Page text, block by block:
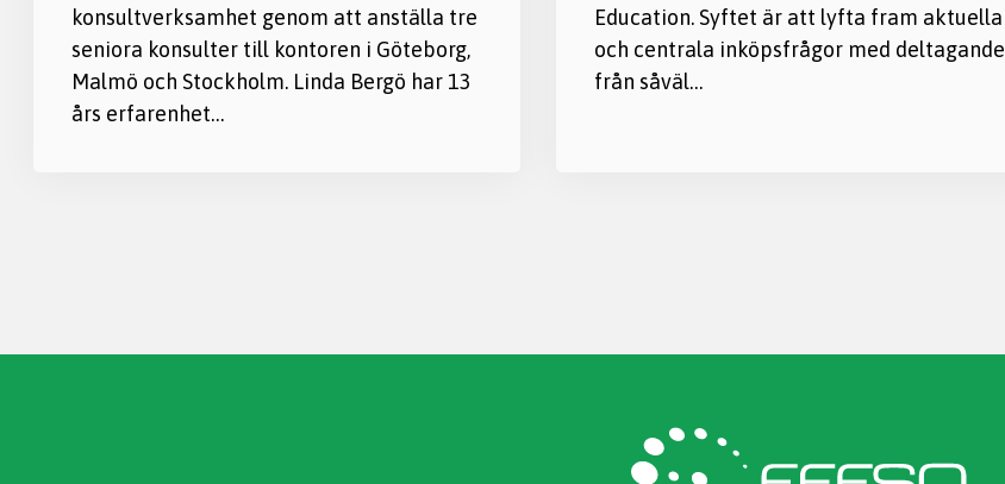
konsultverksamhet genom att anställa tre
seniora konsulter till kontoren i Göteborg,
Malmö och Stockholm. Linda Bergö har 13
års erfarenhet…
Education. Syftet är att lyfta fram aktuella
och centrala inköpsfrågor med deltagande
från såväl…